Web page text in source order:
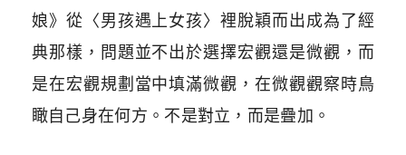
娘》從〈男孩遇上女孩〉裡脫穎而出成為了經
典那樣，問題並不出於選擇宏觀還是微觀，而
是在宏觀規劃當中填滿微觀，在微觀觀察時鳥
瞰自己身在何方。不是對立，而是疊加。